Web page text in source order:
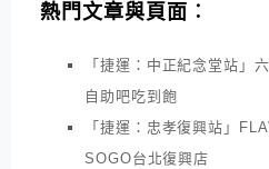
熱門文章與頁面︰
「捷運：中正紀念堂站」
自助吧吃到飽
「捷運：忠孝復興站」
SOGO台北復興店